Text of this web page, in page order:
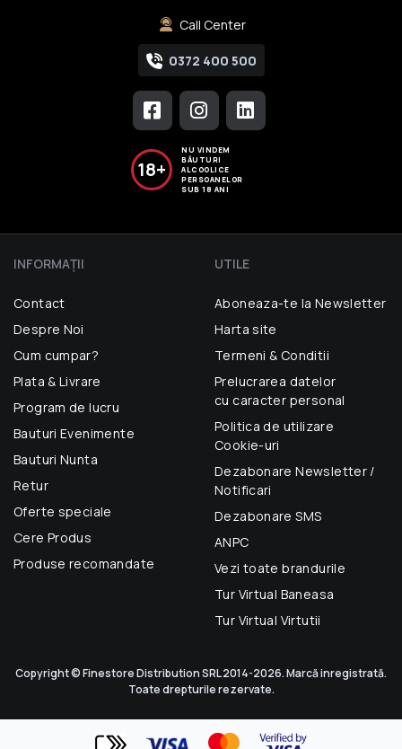
Call Center
0372 400 500
18+
NU VINDEM
BĂUTURI
ALCOOLICE
PERSOANELOR
SUB 18 ANI
INFORMAŢII
Contact
Despre Noi
Cum cumpar?
Plata & Livrare
Program de lucru
Bauturi Evenimente
Bauturi Nunta
Retur
Oferte speciale
Cere Produs
Produse recomandate
UTILE
Aboneaza-te la Newsletter
Harta site
Termeni & Conditii
Prelucrarea datelor
cu caracter personal
Politica de utilizare
Cookie-uri
Dezabonare Newsletter /
Notificari
Dezabonare SMS
ANPC
Vezi toate brandurile
Tur Virtual Baneasa
Tur Virtual Virtutii
Copyright © Finestore Distribution SRL 2014-2026. Marcă inregistrată.
Toate drepturile rezervate.